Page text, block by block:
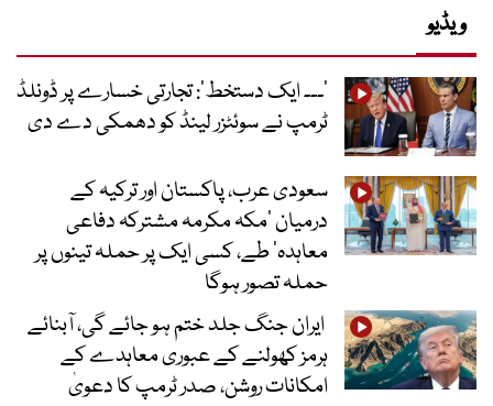
ویڈیو
’۔۔۔ ایک دستخط‘: تجارتی خسارے پر ڈونلڈ
ٹرمپ نے سوئٹزر لینڈ کو دھمکی دے دی
سعودی عرب، پاکستان اور ترکیہ کے
درمیان ’مکہ مکرمہ مشترکہ دفاعی
معاہدہ‘ طے، کسی ایک پر حملہ تینوں پر
حملہ تصور ہوگا
ایران جنگ جلد ختم ہو جائے گی، آبنائے
ہرمز کھولنے کے عبوری معاہدے کے
امکانات روشن، صدر ٹرمپ کا دعویٰ